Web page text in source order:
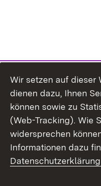
Wir setzen auf dieser
dienen dazu, Ihnen
können sowie zu
(Web-Tracking). Wie
widersprechen
Informationen dazu
Datenschutzerklärung